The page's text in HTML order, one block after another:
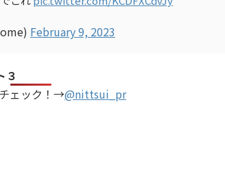
February 9, 2023
３
ェック！→@nittsui_pr